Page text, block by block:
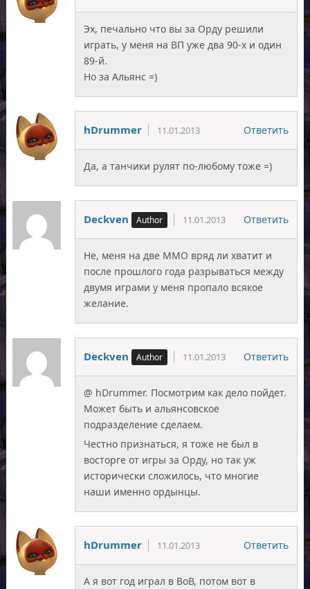
Эх, печально что вы за Орду решили
играть, у меня на ВП уже два 90-х и один
89-й.
Но за Альянс =)
hDrummer 11.01.2013 Ответить
Да, а танчики рулят по-любому тоже =)
Deckven 11.01.2013 Ответить
Не, меня на две ММО вряд ли хватит и
после прошлого года разрываться между
двумя играми у меня пропало всякое
желание.
Deckven 11.01.2013 Ответить
@ hDrummer. Посмотрим как дело пойдет.
Может быть и альянсовское
подразделение сделаем.
Честно признаться, я тоже не был в
восторге от игры за Орду, но так уж
исторически сложилось, что многие
наши именно ордынцы.
hDrummer 11.01.2013 Ответить
А я вот год играл в ВоВ, потом вот в